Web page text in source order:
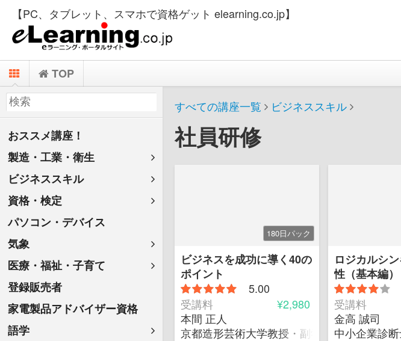
【PC、タブレット、スマホで資格ゲット elearning.co.jp】
TOP
おススメ講座！
製造・工業・衛生
ビジネススキル
資格・検定
パソコン・デバイス
気象
医療・福祉・子育て
登録販売者
家電製品アドバイザー資格
語学
すべての講座一覧 ビジネススキル
社員研修
180日パック
ビジネスを成功に導く40の
ポイント
5.00
受講料
¥2,980
本間 正人
京都造形芸術大学教授・副学長、NPO学習
ロジカルシ
性（基本編）
受講料
金高 誠司
中小企業診